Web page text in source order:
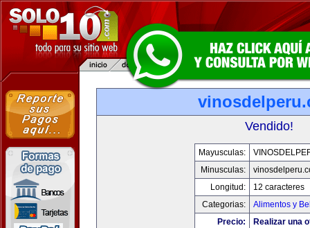
Vendido!
Mayusculas:
Minusculas:
Longitud:
12 caracteres
Categorias:
Alimentos y
Precio:
Realizar una